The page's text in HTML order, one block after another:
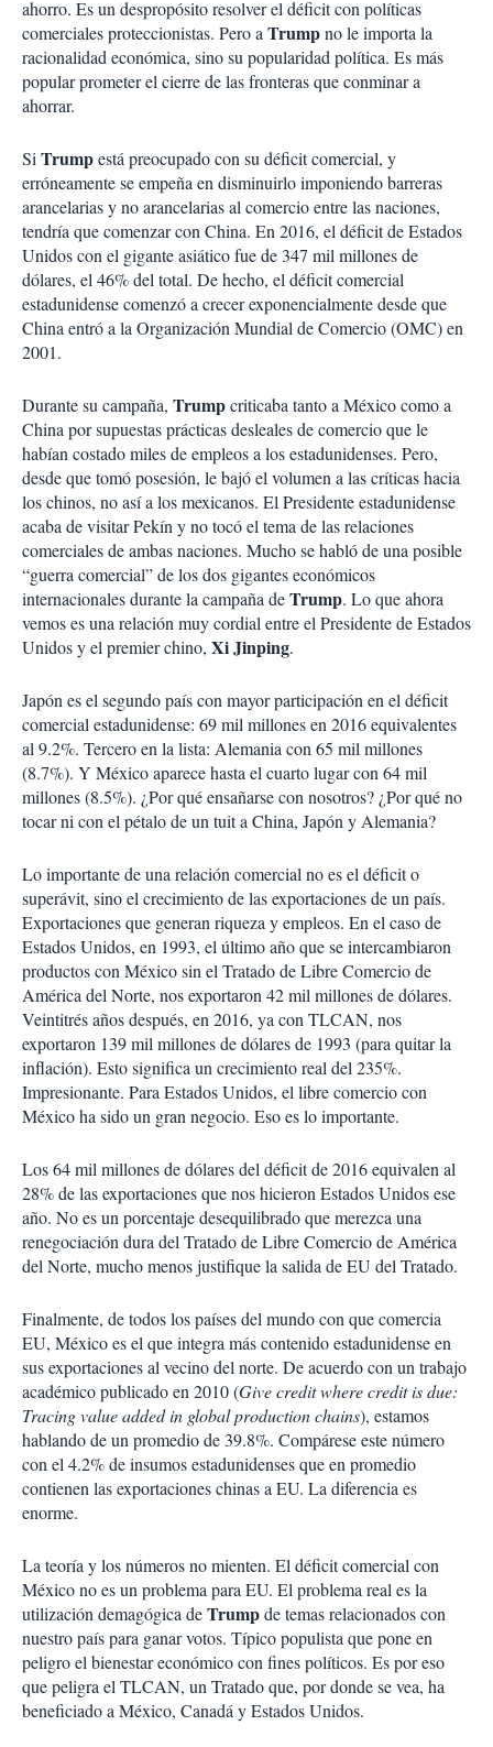
ahorro. Es un despropósito resolver el déficit con políticas
comerciales proteccionistas. Pero a Trumpno le importa la
racionalidad económica, sino su popularidad política. Es más
popular prometer el cierre de las fronteras que conminar a
ahorrar.
Si Trumpestá preocupado con su déficit comercial, y
erróneamente se empeña en disminuirlo imponiendo barreras
arancelarias y no arancelarias al comercio entre las naciones,
tendría que comenzar con China. En 2016, el déficit de Estados
Unidos con el gigante asiático fue de 347 mil millones de
dólares, el 46% del total. De hecho, el déficit comercial
estadunidense comenzó a crecer exponencialmente desde que
China entró a la Organización Mundial de Comercio (OMC) en
2001.
Durante su campaña, Trumpcriticaba tanto a México como a
China por supuestas prácticas desleales de comercio que le
habían costado miles de empleos a los estadunidenses. Pero,
desde que tomó posesión, le bajó el volumen a las críticas hacia
los chinos, no así a los mexicanos. El Presidente estadunidense
acaba de visitar Pekín y no tocó el tema de las relaciones
comerciales de ambas naciones. Mucho se habló de una posible
“guerra comercial” de los dos gigantes económicos
internacionales durante la campaña deTrump. Lo que ahora
vemos es una relación muy cordial entre el Presidente de Estados
Unidos y el premier chino, Xi Jinping.
Japón es el segundo país con mayor participación en el déficit
comercial estadunidense: 69 mil millones en 2016 equivalentes
al 9.2%. Tercero en la lista: Alemania con 65 mil millones
(8.7%). Y México aparece hasta el cuarto lugar con 64 mil
millones (8.5%). ¿Por qué ensañarse con nosotros? ¿Por qué no
tocar ni con el pétalo de un tuit a China, Japón y Alemania?
Lo importante de una relación comercial no es el déficit o
superávit, sino el crecimiento de las exportaciones de un país.
Exportaciones que generan riqueza y empleos. En el caso de
Estados Unidos, en 1993, el último año que se intercambiaron
productos con México sin el Tratado de Libre Comercio de
América del Norte, nos exportaron 42 mil millones de dólares.
Veintitrés años después, en 2016, ya con TLCAN, nos
exportaron 139 mil millones de dólares de 1993 (para quitar la
inflación). Esto significa un crecimiento real del 235%.
Impresionante. Para Estados Unidos, el libre comercio con
México ha sido un gran negocio. Eso es lo importante.
Los 64 mil millones de dólares del déficit de 2016 equivalen al
28% de las exportaciones que nos hicieron Estados Unidos ese
año. No es un porcentaje desequilibrado que merezca una
renegociación dura del Tratado de Libre Comercio de América
del Norte, mucho menos justifique la salida de EU del Tratado.
Finalmente, de todos los países del mundo con que comercia
EU, México es el que integra más contenido estadunidense en
sus exportaciones al vecino del norte. De acuerdo con un trabajo
académico publicado en 2010 (Give credit where credit is due:
Tracing value added in global production chains), estamos
hablando de un promedio de 39.8%. Compárese este número
con el 4.2% de insumos estadunidenses que en promedio
contienen las exportaciones chinas a EU. La diferencia es
enorme.
La teoría y los números no mienten. El déficit comercial con
México no es un problema para EU. El problema real es la
utilización demagógica deTrumpde temas relacionados con
nuestro país para ganar votos. Típico populista que pone en
peligro el bienestar económico con fines políticos. Es por eso
que peligra el TLCAN, un Tratado que, por donde se vea, ha
beneficiado a México, Canadá y Estados Unidos.